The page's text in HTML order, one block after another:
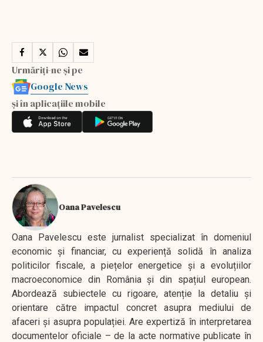
Urmăriți-ne și pe
Google News
și în aplicațiile mobile
Oana Pavelescu
Oana Pavelescu este jurnalist specializat în domeniul
economic și financiar, cu experiență solidă în analiza
politicilor fiscale, a piețelor energetice și a evoluțiilor
macroeconomice din România și din spațiul european.
Abordează subiectele cu rigoare, atenție la detaliu și
orientare către impactul concret asupra mediului de
afaceri și asupra populației. Are expertiză în interpretarea
documentelor oficiale – de la acte normative publicate în